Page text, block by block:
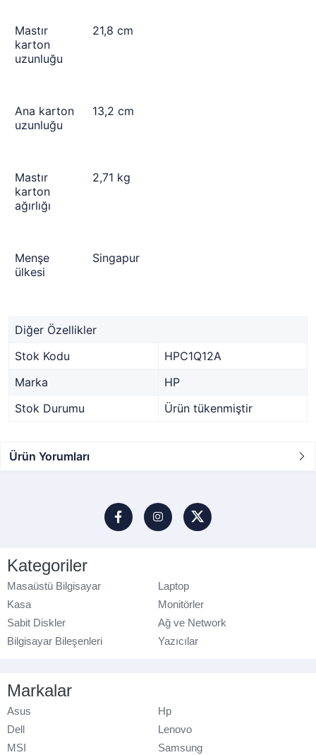
Mastır
karton
uzunluğu
21,8 cm
Ana karton
uzunluğu
13,2 cm
Mastır
karton
ağırlığı
2,71 kg
Menşe
ülkesi
Singapur
Diğer Özellikler
Stok Kodu
HPC1Q12A
Marka
HP
Stok Durumu
Ürün tükenmiştir
Ürün Yorumları
Kategoriler
Masaüstü Bilgisayar
Laptop
Kasa
Monitörler
Sabit Diskler
Ağ ve Network
Bilgisayar Bileşenleri
Yazıcılar
Markalar
Asus
Hp
Dell
Lenovo
MSI
Samsung